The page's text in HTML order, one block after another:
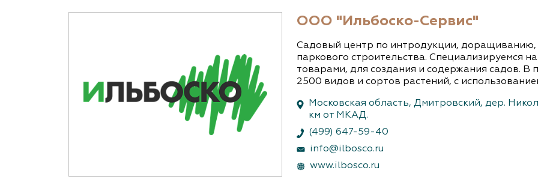
ООО "Ильбоско-Сервис"
Садовый центр по интродукции, доращиванию,
паркового строительства. Специализируемся
товарами, для создания и содержания садов.
2500 видов и сортов растений, с
Московская область, Дмитровский, дер.
км от МКАД.
(499) 647-59-40
info@ilbosco.ru
www.ilbosco.ru